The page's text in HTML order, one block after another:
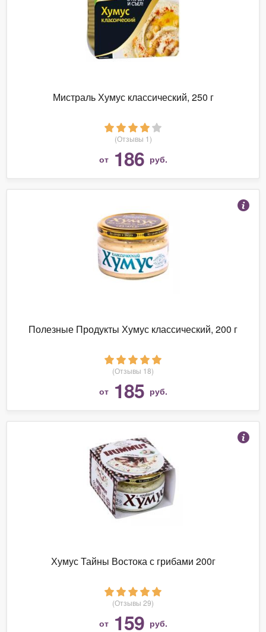
Мистраль Хумус классический, 250 г
(Отзывы 1)
от 186 руб.
Полезные Продукты Хумус классический, 200 г
(Отзывы 18)
от 185 руб.
Хумус Тайны Востока с грибами 200г
(Отзывы 29)
от 159 руб.